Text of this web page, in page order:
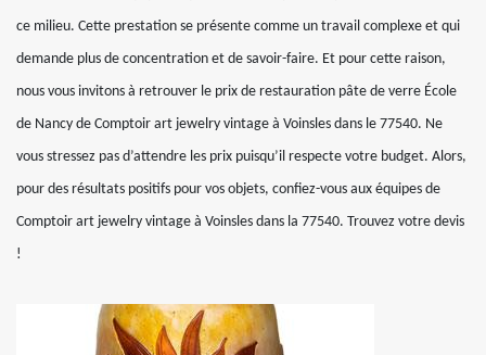
ce milieu. Cette prestation se présente comme un travail complexe et qui
demande plus de concentration et de savoir-faire. Et pour cette raison,
nous vous invitons à retrouver le prix de restauration pâte de verre École
de Nancy de Comptoir art jewelry vintage à Voinsles dans le 77540. Ne
vous stressez pas d’attendre les prix puisqu’il respecte votre budget. Alors,
pour des résultats positifs pour vos objets, confiez-vous aux équipes de
Comptoir art jewelry vintage à Voinsles dans la 77540. Trouvez votre devis
!